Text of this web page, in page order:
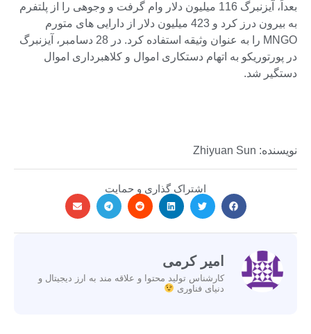
بعداً، آیزنبرگ 116 میلیون دلار وام گرفت و وجوهی را از پلتفرم
به بیرون درز کرد و 423 میلیون دلار از دارایی های متورم
MNGO را به عنوان وثیقه استفاده کرد. در 28 دسامبر، آیزنبرگ
در پورتوریکو به اتهام دستکاری اموال و کلاهبرداری اموال
دستگیر شد.
نویسنده: Zhiyuan Sun
اشتراک گذاری و حمایت
امیر کرمی
کارشناس تولید محتوا و علاقه مند به ارز دیجیتال و
دنیای فناوری